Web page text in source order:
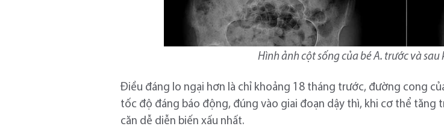
Hình ảnh cột sống của bé A. trước và
Điều đáng lo ngại hơn là chỉ khoảng 18 tháng trước, đường cong
tốc độ đáng báo động, đúng vào giai đoạn dậy thì, khi cơ thể tăng
căn dễ diễn biến xấu nhất.